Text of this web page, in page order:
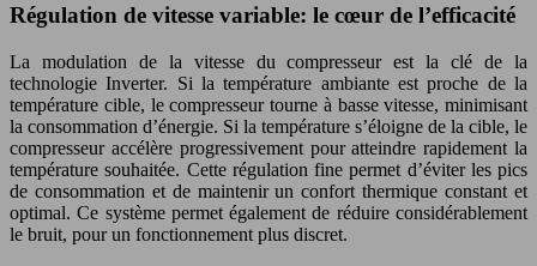
Régulation de vitesse variable: le cœur de l’efficacité
La modulation de la vitesse du compresseur est la clé de la
technologie Inverter. Si la température ambiante est proche de la
température cible, le compresseur tourne à basse vitesse, minimisant
la consommation d’énergie. Si la température s’éloigne de la cible, le
compresseur accélère progressivement pour atteindre rapidement la
température souhaitée. Cette régulation fine permet d’éviter les pics
de consommation et de maintenir un confort thermique constant et
optimal. Ce système permet également de réduire considérablement
le bruit, pour un fonctionnement plus discret.